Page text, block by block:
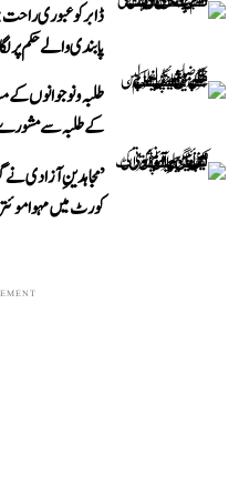
ڈابر کو عبوری
پابندی والے حکم پر
طلبہ و نوجوانوں
کے طلبہ سے
’مجاہدینِ آزادی
کورٹ میں مہوا